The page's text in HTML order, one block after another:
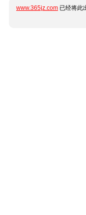
www.365jz.com 已经将此